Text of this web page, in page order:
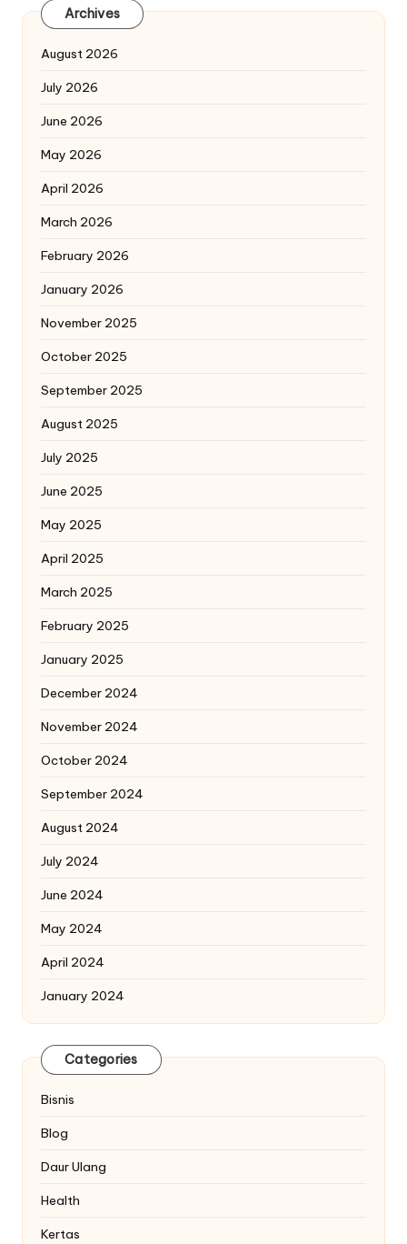
Archives
August 2026
July 2026
June 2026
May 2026
April 2026
March 2026
February 2026
January 2026
November 2025
October 2025
September 2025
August 2025
July 2025
June 2025
May 2025
April 2025
March 2025
February 2025
January 2025
December 2024
November 2024
October 2024
September 2024
August 2024
July 2024
June 2024
May 2024
April 2024
January 2024
Categories
Bisnis
Blog
Daur Ulang
Health
Kertas